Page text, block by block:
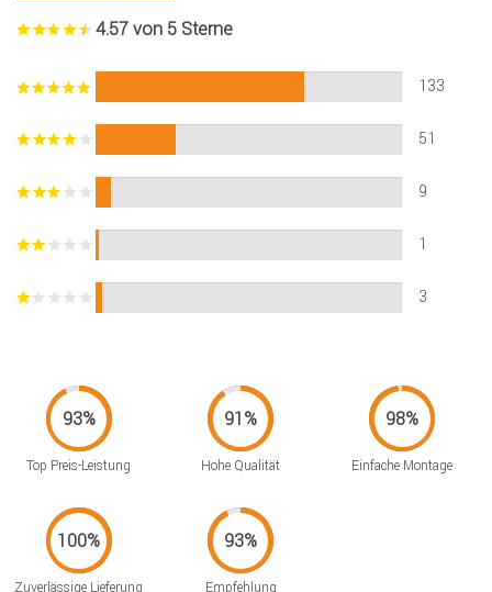
4.57 von 5 Sterne
133
51
9
1
3
Top Preis-Leistung Hohe Qualität Einfache Montage
Zuverlässige Lieferung Empfehlung